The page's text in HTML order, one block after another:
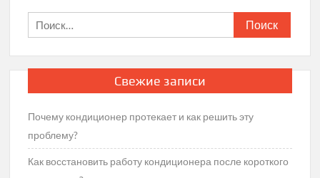
Найти:
Свежие записи
Почему кондиционер протекает и как решить эту
проблему?
Как восстановить работу кондиционера после короткого